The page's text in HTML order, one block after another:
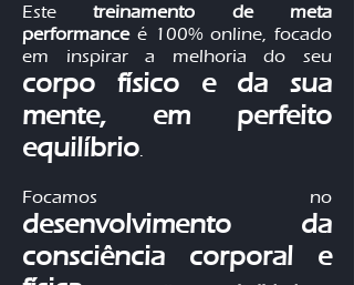
Estetreinamento de meta
performance é 100% online, focado
em inspirar a melhoria do seu
corpo físico e da sua
mente, em perfeito
equilíbrio.
Focamos no
desenvolvimento da
consciência corporal e